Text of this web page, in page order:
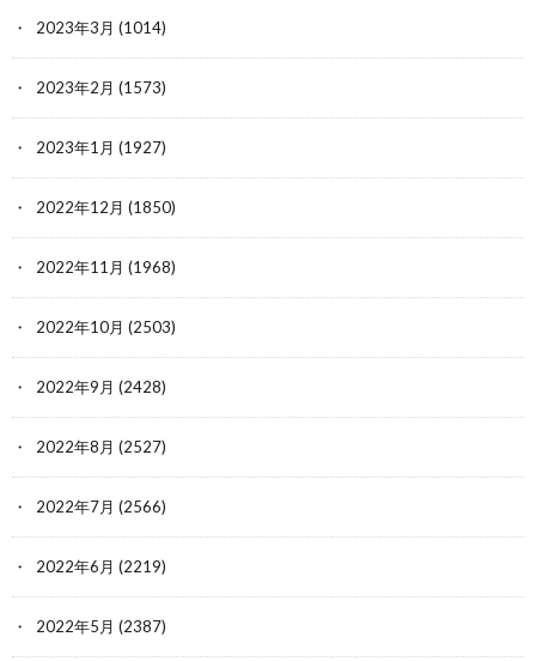
2023年3月 (1014)
2023年2月 (1573)
2023年1月 (1927)
2022年12月 (1850)
2022年11月 (1968)
2022年10月 (2503)
2022年9月 (2428)
2022年8月 (2527)
2022年7月 (2566)
2022年6月 (2219)
2022年5月 (2387)